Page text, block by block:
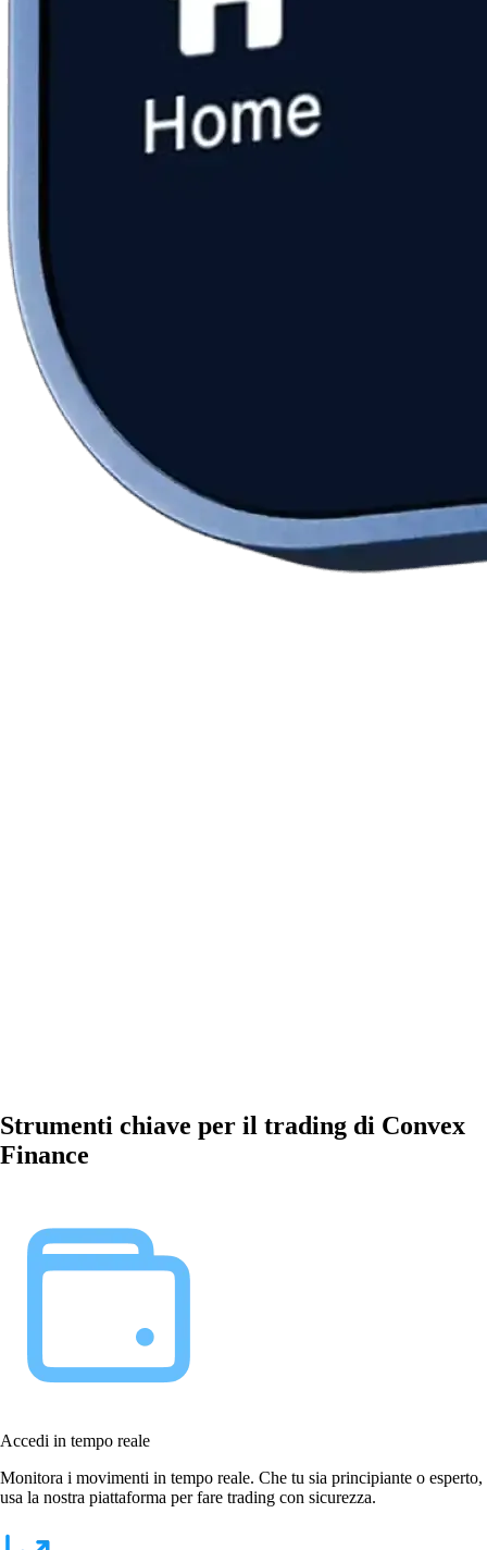
Strumenti chiave per il trading di Convex
Finance
Accedi in tempo reale
Monitora i movimenti in tempo reale. Che tu sia principiante o esperto,
usa la nostra piattaforma per fare trading con sicurezza.